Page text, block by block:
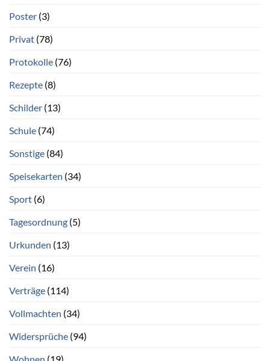
Poster (3)
Privat (78)
Protokolle (76)
Rezepte (8)
Schilder (13)
Schule (74)
Sonstige (84)
Speisekarten (34)
Sport (6)
Tagesordnung (5)
Urkunden (13)
Verein (16)
Verträge (114)
Vollmachten (34)
Widersprüche (94)